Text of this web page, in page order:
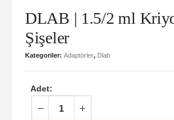
DLAB | 1.5/2 ml
Şişeler
Kategoriler: Adaptörler, Dlab
Adet: